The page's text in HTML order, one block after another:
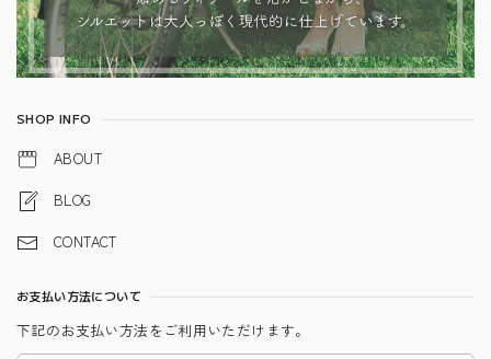
SHOP INFO
ABOUT
BLOG
CONTACT
お支払い方法について
下記のお支払い方法をご利用いただけます。